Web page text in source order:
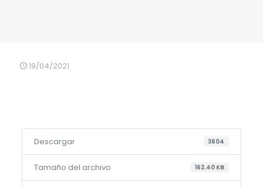
19/04/2021
Descargar 3604
Tamaño del archivo 162.40 KB